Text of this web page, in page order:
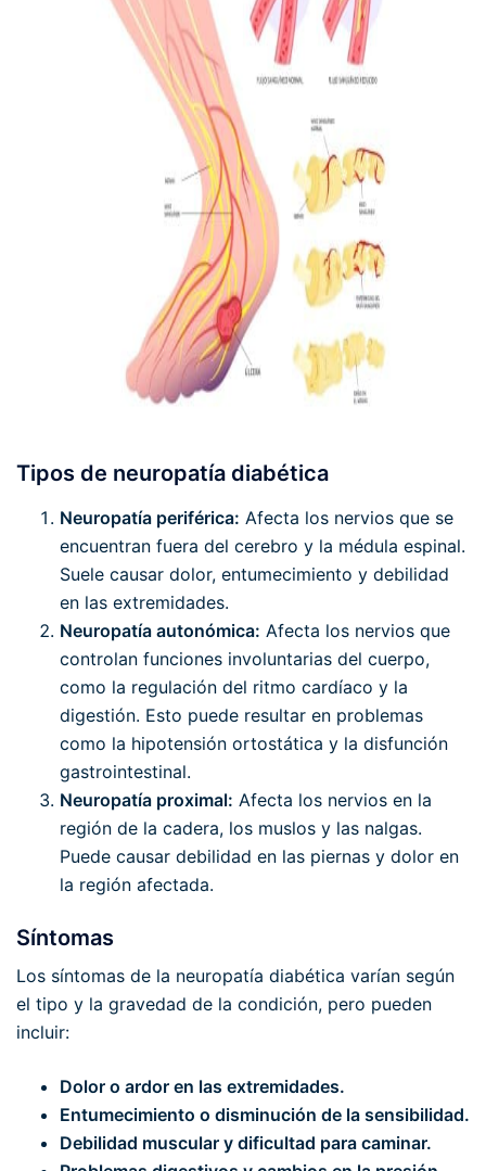
Tipos de neuropatía diabética
Neuropatía periférica: Afecta los nervios que se
encuentran fuera del cerebro y la médula espinal.
Suele causar dolor, entumecimiento y debilidad
en las extremidades.
Neuropatía autonómica: Afecta los nervios que
controlan funciones involuntarias del cuerpo,
como la regulación del ritmo cardíaco y la
digestión. Esto puede resultar en problemas
como la hipotensión ortostática y la disfunción
gastrointestinal.
Neuropatía proximal: Afecta los nervios en la
región de la cadera, los muslos y las nalgas.
Puede causar debilidad en las piernas y dolor en
la región afectada.
Síntomas
Los síntomas de la neuropatía diabética varían según
el tipo y la gravedad de la condición, pero pueden
incluir:
Dolor o ardor en las extremidades.
Entumecimiento o disminución de la sensibilidad.
Debilidad muscular y dificultad para caminar.